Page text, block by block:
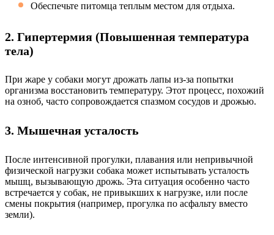
Обеспечьте питомца теплым местом для отдыха.
2. Гипертермия (Повышенная температура
тела)
При жаре у собаки могут дрожать лапы из-за попытки
организма восстановить температуру. Этот процесс, похожий
на озноб, часто сопровождается спазмом сосудов и дрожью.
3. Мышечная усталость
После интенсивной прогулки, плавания или непривычной
физической нагрузки собака может испытывать усталость
мышц, вызывающую дрожь. Эта ситуация особенно часто
встречается у собак, не привыкших к нагрузке, или после
смены покрытия (например, прогулка по асфальту вместо
земли).